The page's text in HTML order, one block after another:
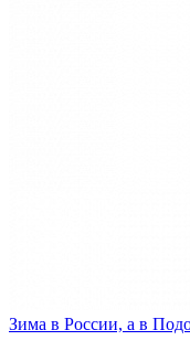
Зима в России, а в